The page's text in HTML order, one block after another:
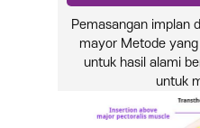
Pemasangan implan
mayorMetode yang
untuk hasil alami
untuk